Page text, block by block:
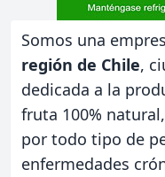
Somos una
región de Chile,
dedicada a la
fruta 100%
por todo tipo de
enfermedades